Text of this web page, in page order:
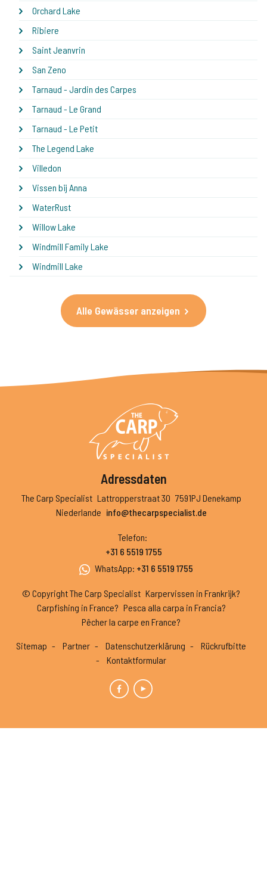
Orchard Lake
Ribiere
Saint Jeanvrin
San Zeno
Tarnaud - Jardin des Carpes
Tarnaud - Le Grand
Tarnaud - Le Petit
The Legend Lake
Villedon
Vissen bij Anna
WaterRust
Willow Lake
Windmill Family Lake
Windmill Lake
Alle Gewässer anzeigen
Adressdaten
The Carp Specialist Lattropperstraat 30 7591PJ Denekamp
Niederlande info@thecarpspecialist.de
Telefon:
+31 6 5519 1755
WhatsApp: +31 6 5519 1755
© Copyright The Carp Specialist Karpervissen in Frankrijk?
Carpfishing in France? Pesca alla carpa in Francia?
Pêcher la carpe en France?
Sitemap Partner Datenschutzerklärung
Rückrufbitte
Kontaktformular